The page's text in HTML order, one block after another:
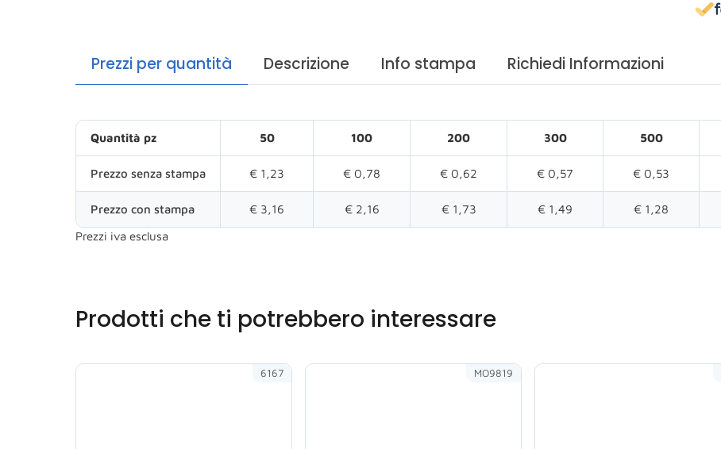
Prezzi per quantità Descrizione Info stampa Richiedi Informazioni
Quantità pz 50 100 200 300 500
Prezzo senza stampa € 1,23 € 0,78 € 0,62 € 0,57 € 0,53
Prezzo con stampa € 3,16 € 2,16 € 1,73 € 1,49 € 1,28
Prezzi iva esclusa
Prodotti che ti potrebbero interessare
6167 MO9819